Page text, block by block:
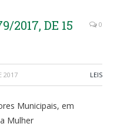
2017, DE 15
0
2017 LEIS
Municipais, em
Mulher